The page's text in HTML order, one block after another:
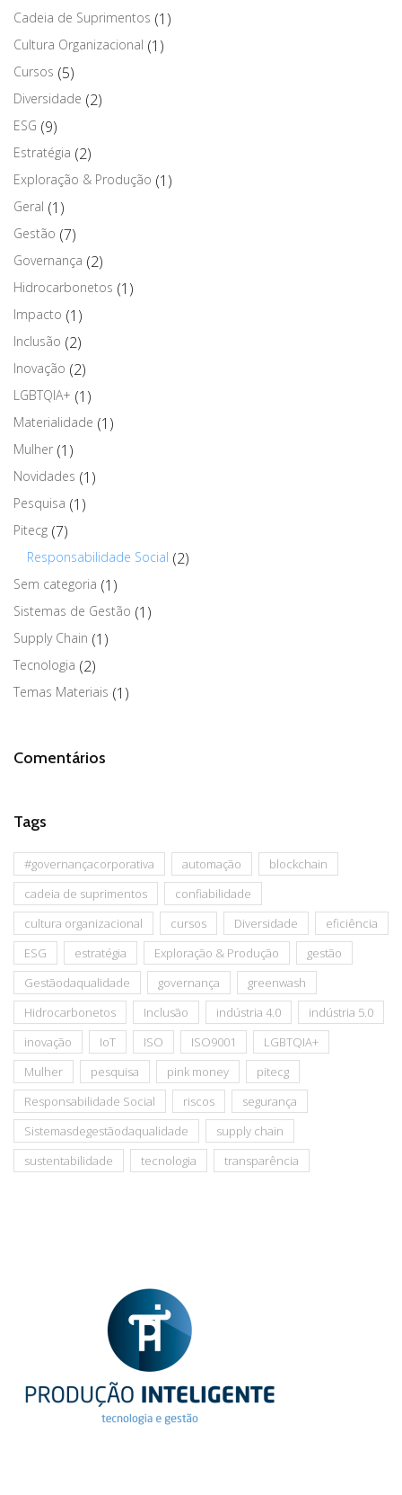
Cadeia de Suprimentos (1)
Cultura Organizacional (1)
Cursos (5)
Diversidade (2)
ESG (9)
Estratégia (2)
Exploração & Produção (1)
Geral (1)
Gestão (7)
Governança (2)
Hidrocarbonetos (1)
Impacto (1)
Inclusão (2)
Inovação (2)
LGBTQIA+ (1)
Materialidade (1)
Mulher (1)
Novidades (1)
Pesquisa (1)
Pitecg (7)
Responsabilidade Social (2)
Sem categoria (1)
Sistemas de Gestão (1)
Supply Chain (1)
Tecnologia (2)
Temas Materiais (1)
Comentários
Tags
#governançacorporativa automação
blockchain
cadeia de suprimentos
confiabilidade
cultura organizacional
cursos Diversidade
eficiência
ESG
estratégia Exploração & Produção
gestão
Gestãodaqualidade
governança
greenwash
Hidrocarbonetos
Inclusão indústria 4.0
indústria 5.0
inovação
IoT ISO ISO9001
LGBTQIA+
Mulher
pesquisa pink money
pitecg
Responsabilidade Social
riscos
segurança
Sistemasdegestãodaqualidade
supply chain
sustentabilidade
tecnologia transparência